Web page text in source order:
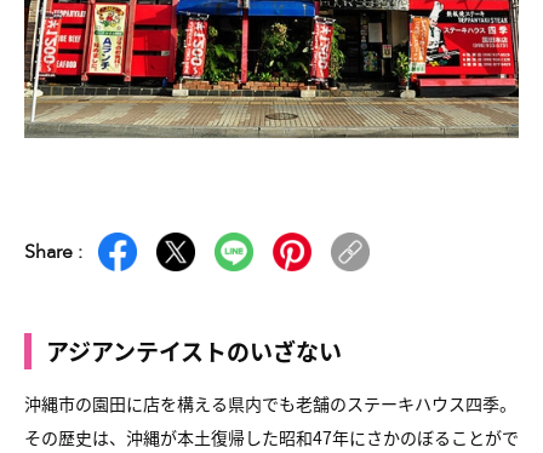
Share :
アジアンテイストのいざない
沖縄市の園田に店を構える県内でも老舗のステーキハウス四季。
その歴史は、沖縄が本土復帰した昭和47年にさかのぼることがで